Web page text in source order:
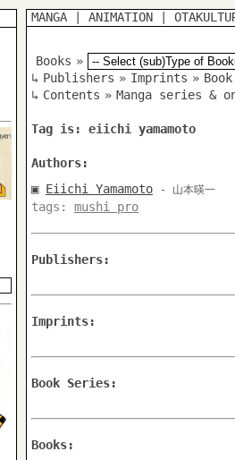
MANGA ANIMATION
Books »
↳ Publishers » Imprints »
↳ Contents » Manga series &
Tag is: eiichi yamamoto
Authors:
▣ Eiichi Yamamoto - 山本暎一
tags: mushi pro
Publishers:
Imprints:
Book Series:
Books: